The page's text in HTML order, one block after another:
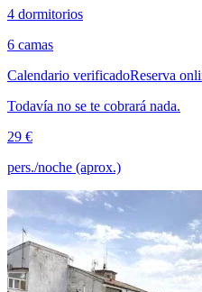
4 dormitorios
6 camas
Calendario verificadoReserva
Todavía no se te cobrará nada.
29 €
pers./noche (aprox.)